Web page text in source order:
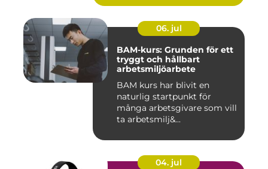
06. jul
BAM-kurs: Grunden för ett
tryggt och hållbart
arbetsmiljöarbete
BAM kurs har blivit en
naturlig startpunkt för
många arbetsgivare som vill
ta arbetsmilj&...
04. jul